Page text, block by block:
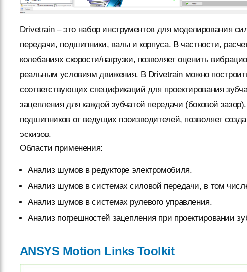
Drivetrain – это набор инструментов для моделирования
передачи, подшипники, валы и корпуса. В частности,
колебаниях скорости/нагрузки, позволяет оценить
реальным условиям движения. В Drivetrain можно
соответствующих спецификаций для проектирования
зацепления для каждой зубчатой передачи (боковой
подшипников от ведущих производителей, позволяет
эскизов.
Области применения:
Анализ шумов в редукторе электромобиля.
Анализ шумов в системах силовой передачи, в том
Анализ шумов в системах рулевого управления.
Анализ погрешностей зацепления при проектировании
ANSYS Motion Links Toolkit